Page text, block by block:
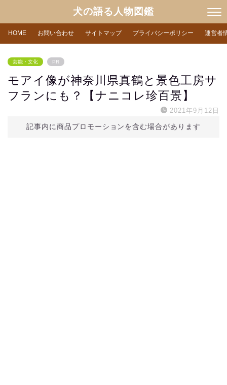
犬の語る人物図鑑
HOME お問い合わせ サイトマップ プライバシーポリシー 運営者
芸能・文化 PR
モアイ像が神奈川県真鶴と景色工房サ
フランにも？【ナニコレ珍百景】
2021年9月12日
記事内に商品プロモーションを含む場合があります